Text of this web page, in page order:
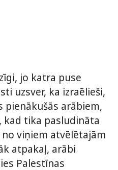
jo katra puse
uzsver, ka izraēlieši,
pienākušās arābiem,
kad tika pasludināta
viņiem atvēlētajām
atpakaļ, arābi
Palestīnas